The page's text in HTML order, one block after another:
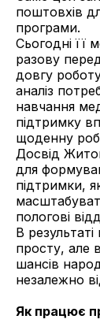
поштовхів
програми.
Сьогодні її
разову
довгу
аналіз
навчання
підтримку
щоденну
Досвід
для
підтримки,
пологові
В
просту, але
шансів
незалежно
Як працює